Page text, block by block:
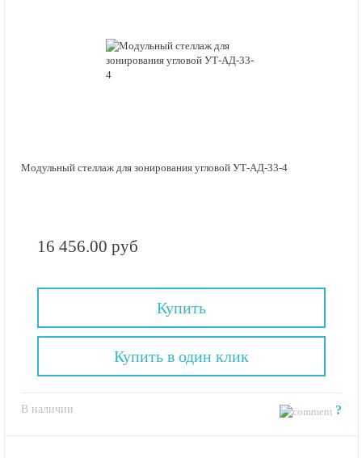
Модульный стеллаж для зонирования угловой УТ-АД-33-4
16 456.00 руб
Купить
В наличии ?
Купить в один клик